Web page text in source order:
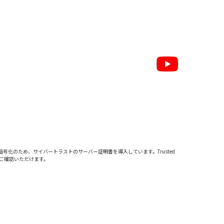
号化のため、サイバートラストのサーバー証明書を導入しています。Trusted
認いただけます。